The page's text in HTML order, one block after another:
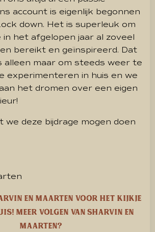
account is eigenlijk begonnen
down. Het is superleuk om
het afgelopen jaar al zoveel
bereikt en geïnspireerd. Dat
alleen maar om steeds weer te
experimenteren in huis en we
het dromen over een eigen
we deze bijdrage mogen doen
en Maarten voor het kijkje
Meer volgen van Sharvin en
maarten?